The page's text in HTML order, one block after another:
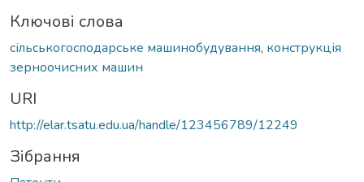
Ключові слова
сільськогосподарське машинобудування, конструкція
зерноочисних машин
URI
http://elar.tsatu.edu.ua/handle/123456789/12249
Зібрання